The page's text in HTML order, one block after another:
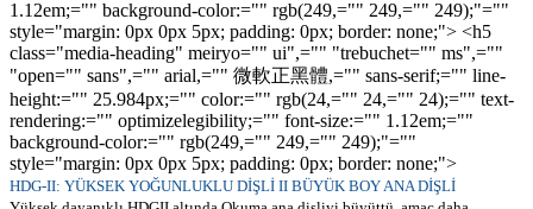
1.12em;="" background-color:="" rgb(249,="" 249,="" 249);"=""
style="margin: 0px 0px 5px; padding: 0px; border: none;"> <h5
class="media-heading" meiryo="" ui",="" "trebuchet="" ms",=""
"open="" sans",="" arial,="" 微軟正黑體,="" sans-serif;="" line-
height:="" 25.984px;="" color:="" rgb(24,="" 24,="" 24);="" text-
rendering:="" optimizelegibility;="" font-size:="" 1.12em;=""
background-color:="" rgb(249,="" 249,="" 249);"=""
style="margin: 0px 0px 5px; padding: 0px; border: none;">
HDG-II: YÜKSEK YOĞUNLUKLU DİŞLİ II BÜYÜK BOY ANA DİŞLİ